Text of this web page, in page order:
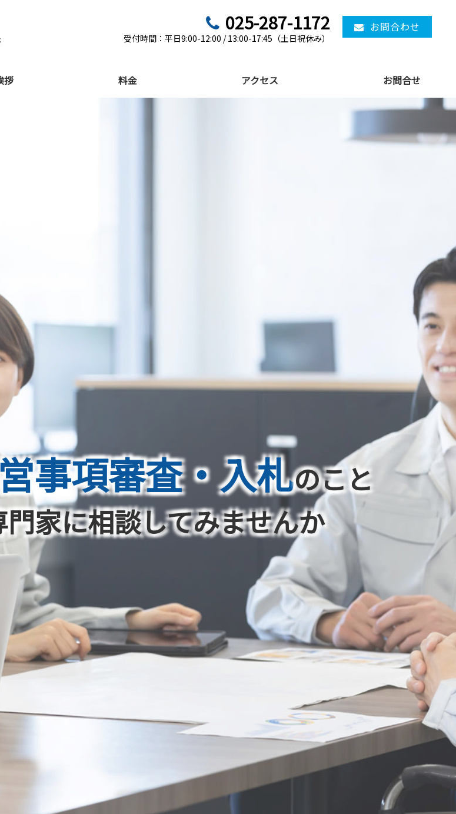
025-287-1172
受付時間：平日9:00-12:00 / 13:00-17:45（土日祝休み）
お問合わせ
拶 料金 アクセス お問合せ
事項審査・入札のこと
家に相談してみませんか